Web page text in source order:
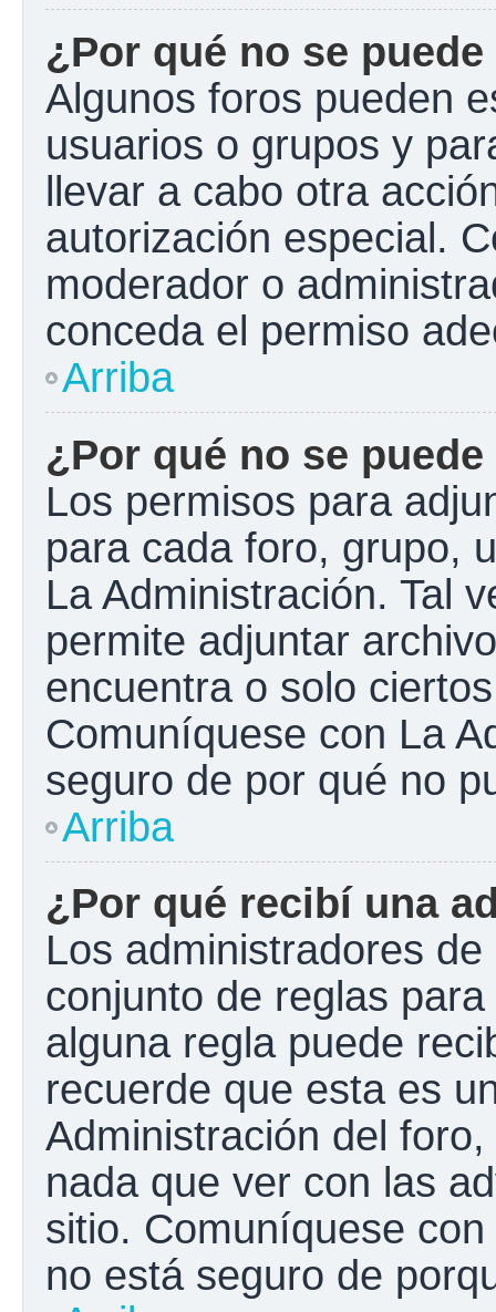
¿Por qué no se
Algunos foros pueden
usuarios o grupos y
llevar a cabo otra
autorización especial.
moderador o
conceda el permiso
Arriba
¿Por qué no se
Los permisos para
para cada foro, grupo,
La Administración. Tal
permite adjuntar
encuentra o solo
Comuníquese con La
seguro de por qué no
Arriba
¿Por qué recibí una
Los administradores
conjunto de reglas
alguna regla puede
recuerde que esta es
Administración del
nada que ver con las
sitio. Comuníquese
no está seguro de